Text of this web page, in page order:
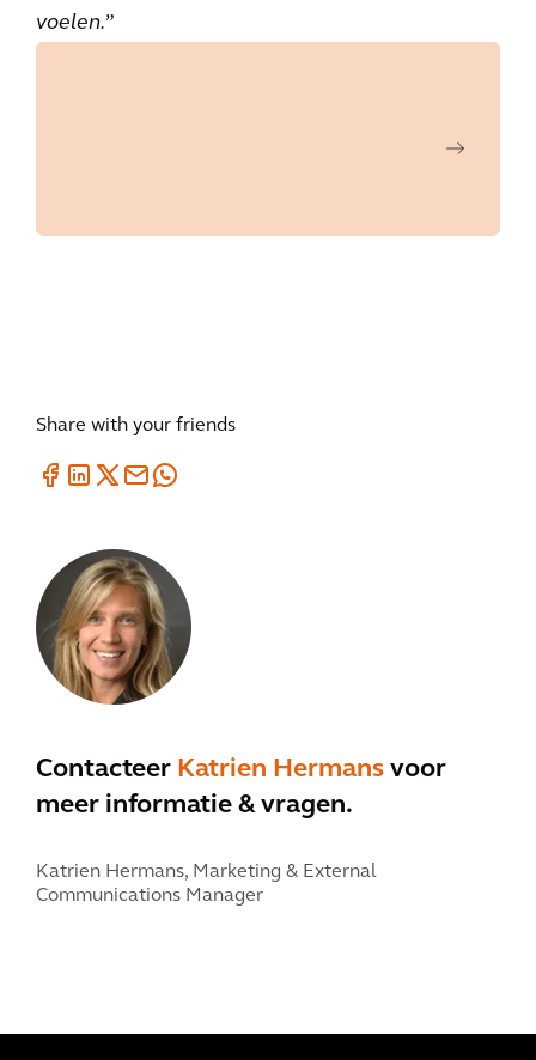
voelen.”
Share with your friends
Contacteer Katrien Hermans voor
meer informatie & vragen.
Katrien Hermans, Marketing & External
Communications Manager